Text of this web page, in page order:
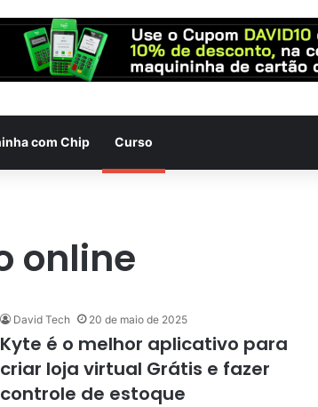
com Chip Curso
online
David Tech 20 de maio de 2025
Kyte é o melhor aplicativo para
criar loja virtual Grátis e fazer
controle de estoque